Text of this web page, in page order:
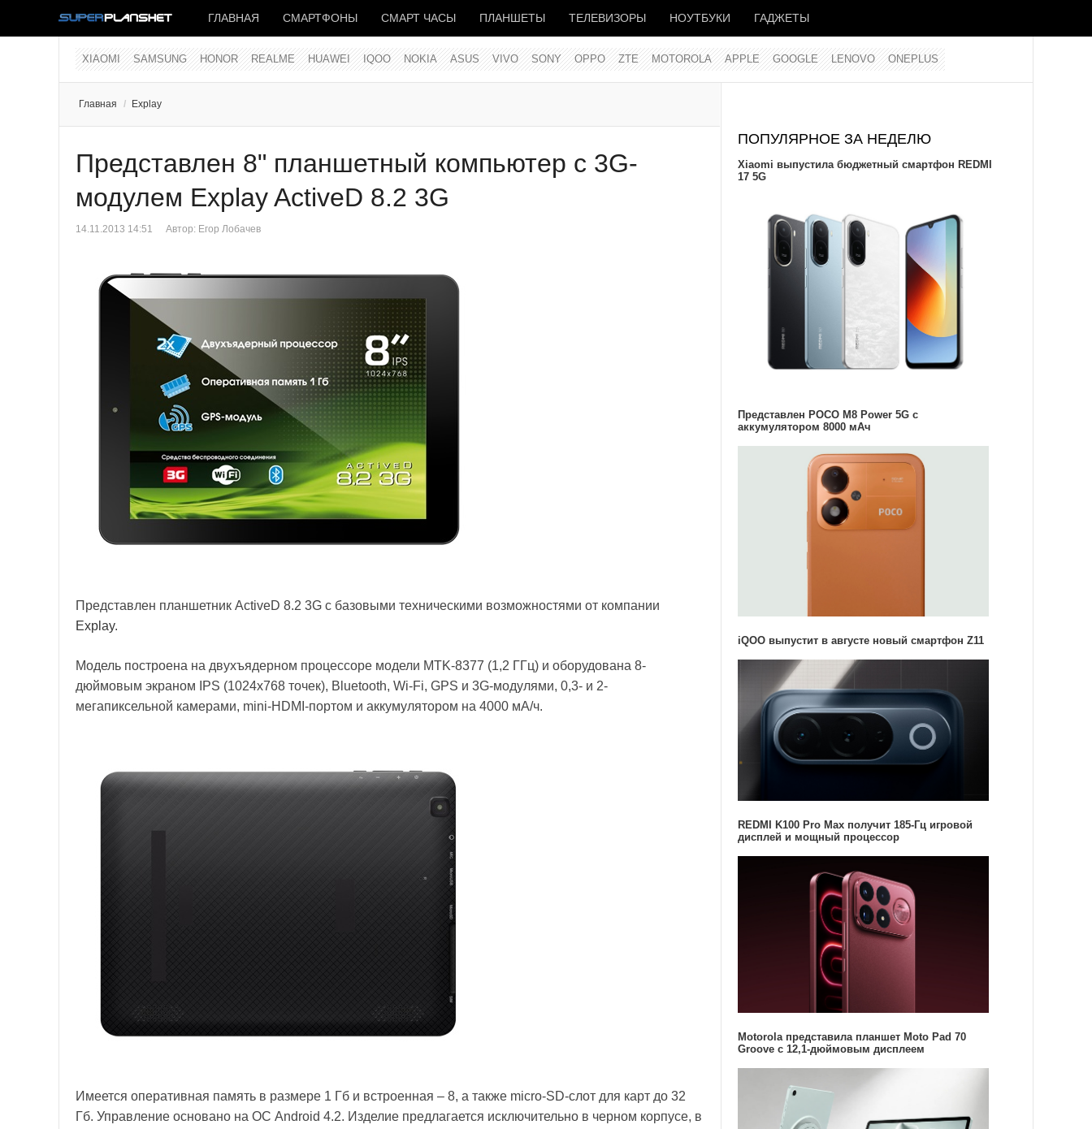
ГЛАВНАЯ СМАРТФОНЫ СМАРТ ЧАСЫ ПЛАНШЕТЫ ТЕЛЕВИЗОРЫ НОУТБУКИ ГАДЖЕТЫ
XIAOMI SAMSUNG HONOR REALME HUAWEI IQOO NOKIA ASUS VIVO SONY OPPO ZTE MOTOROLA APPLE GOOGLE LENOVO ONEPLUS
Главная / Explay
Представлен 8" планшетный компьютер с 3G-
модулем Explay ActiveD 8.2 3G
14.11.2013 14:51 Автор: Егор Лобачев
Представлен планшетник ActiveD 8.2 3G с базовыми техническими возможностями от компании
Explay.
Модель построена на двухъядерном процессоре модели MTK-8377 (1,2 ГГц) и оборудована 8-
дюймовым экраном IPS (1024х768 точек), Bluetooth, Wi-Fi, GPS и 3G-модулями, 0,3- и 2-
мегапиксельной камерами, mini-HDMI-портом и аккумулятором на 4000 мА/ч.
Имеется оперативная память в размере 1 Гб и встроенная – 8, а также micro-SD-слот для карт до 32
Гб. Управление основано на ОС Android 4.2. Изделие предлагается исключительно в черном корпусе, в
ПОПУЛЯРНОЕ ЗА НЕДЕЛЮ
Xiaomi выпустила бюджетный смартфон REDMI
17 5G
Представлен POCO M8 Power 5G с
аккумулятором 8000 мАч
iQOO выпустит в августе новый смартфон Z11
REDMI K100 Pro Max получит 185-Гц игровой
дисплей и мощный процессор
Motorola представила планшет Moto Pad 70
Groove с 12,1-дюймовым дисплеем